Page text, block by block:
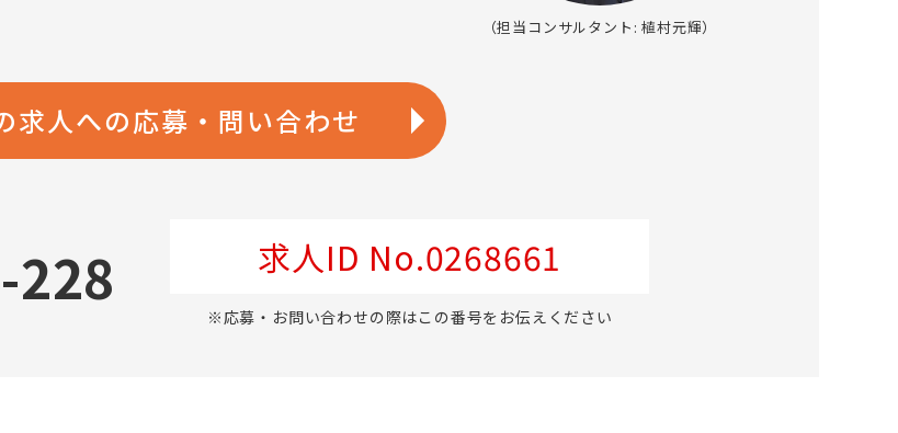
（担当コンサルタント: 植村元輝）
求人への応募・問い合わせ
228 求人ID No.0268661
※応募・お問い合わせの際はこの番号をお伝えください